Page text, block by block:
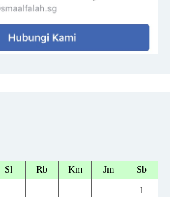
Sl Rb Km Jm Sb
1